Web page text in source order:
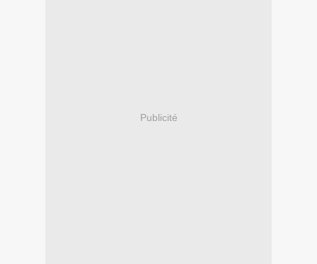
Publicité